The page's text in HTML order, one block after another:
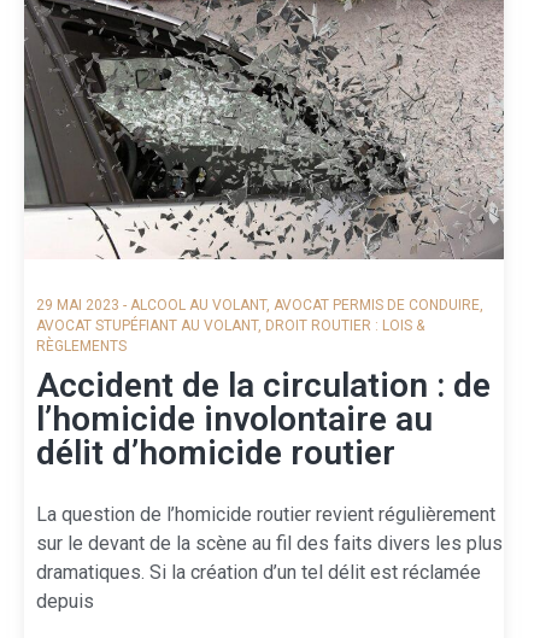
29 MAI 2023 - ALCOOL AU VOLANT, AVOCAT PERMIS DE CONDUIRE
AVOCAT STUPÉFIANT AU VOLANT, DROIT ROUTIER : LOIS &
RÈGLEMENTS
Accident de la circulation : de
l’homicide involontaire au
délit d’homicide routier
La question de l’homicide routier revient régulièrement
sur le devant de la scène au fil des faits divers les plus
dramatiques. Si la création d’un tel délit est réclamée
depuis